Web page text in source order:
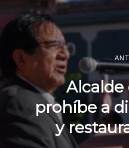
Alcalde
prohíbe a
y